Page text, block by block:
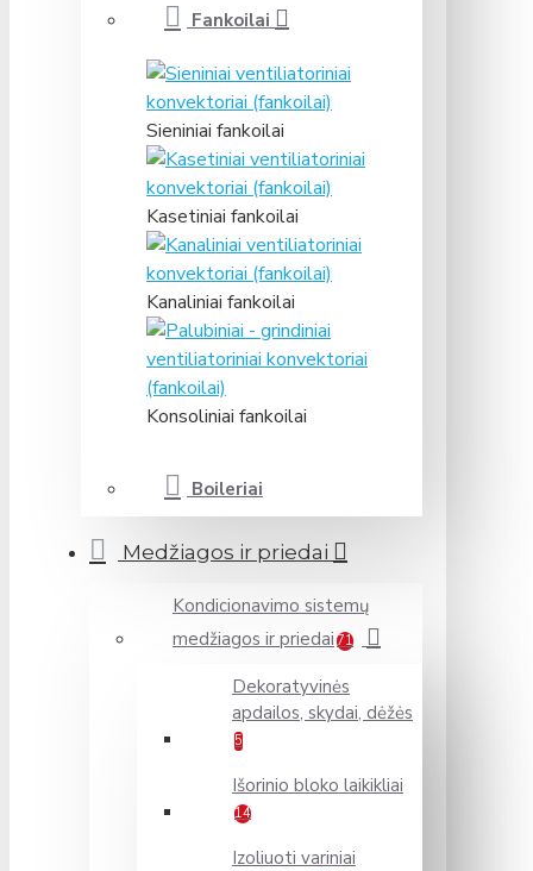
Fankoilai
Sieniniai fankoilai
Kasetiniai fankoilai
Kanaliniai fankoilai
Konsoliniai fankoilai
Boileriai
Medžiagos ir priedai
Kondicionavimo sistemų
medžiagos ir priedai 71
Dekoratyvinės
apdailos, skydai, dėžės
5
Išorinio bloko laikikliai
14
Izoliuoti variniai